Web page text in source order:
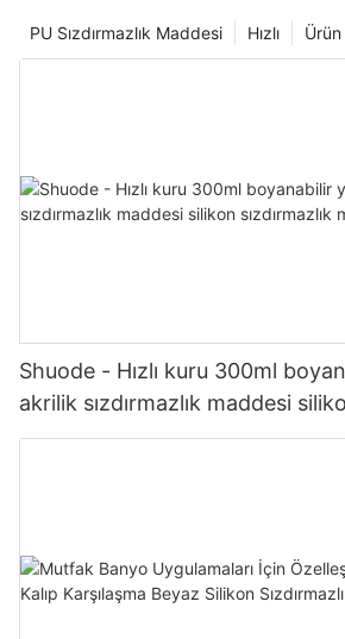
Ürün
Hızlı
PU Sızdırmazlık Maddesi
Shuode - Hızlı kuru 300ml
akrilik sızdırmazlık maddesi
macunu